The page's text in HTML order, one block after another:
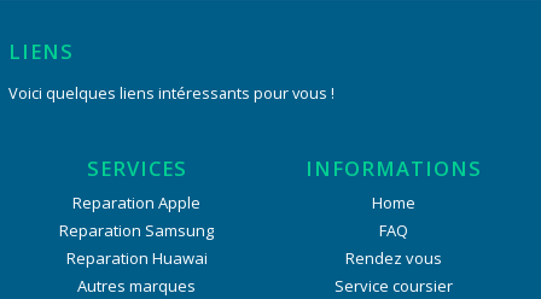
LIENS
Voici quelques liens intéressants pour vous !
SERVICES
Reparation Apple
Reparation Samsung
Reparation Huawai
Autres marques
INFORMATIONS
Home
FAQ
Rendez vous
Service coursier